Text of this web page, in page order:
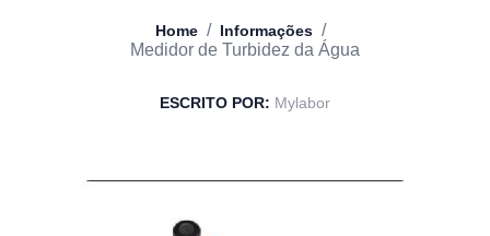
Home / Informações /
Medidor de Turbidez da Água
ESCRITO POR: Mylabor